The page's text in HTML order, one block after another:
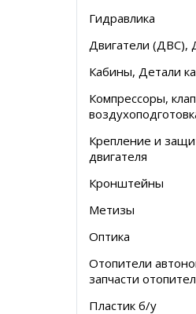
Гидравлика
Двигатели (ДВС),
Кабины, Детали
Компрессоры,
Крепление и
двигателя
Кронштейны
Метизы
Оптика
Отопители
запчасти
Пластик б/у